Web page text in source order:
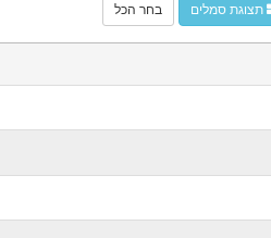
תצוגת סמלים בחר הכל